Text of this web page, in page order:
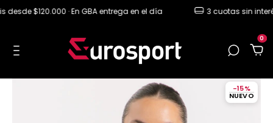
$120.000 · En GBA entrega en el día 3 cuotas sin interés
0
NUEVO
-15%